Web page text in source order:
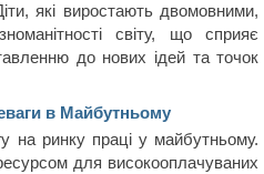
які виростають двомовними,
світу, що сприяє
до нових ідей та точок
в Майбутньому
на ринку праці у майбутньому.
для високооплачуваних